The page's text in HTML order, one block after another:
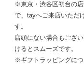
※東京・渋谷区初台の
で、tayへご来店いただ
す。
店頭にない場合もござ
けるとスムーズです。
※ギフトラッピングに